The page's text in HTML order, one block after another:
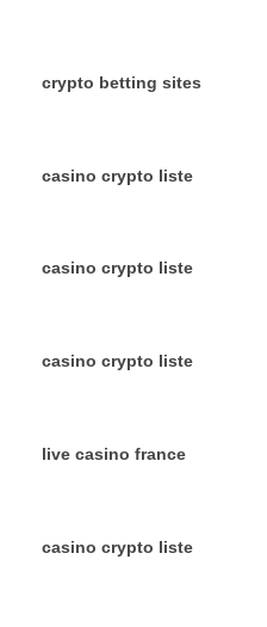
crypto betting sites
casino crypto liste
casino crypto liste
casino crypto liste
live casino france
casino crypto liste